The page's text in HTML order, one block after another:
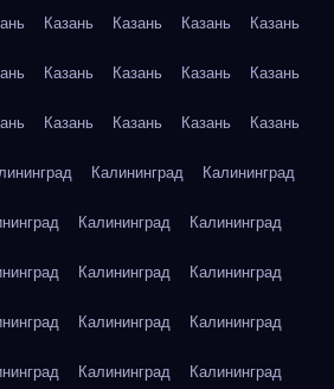
Казань Казань Казань Казань
Казань Казань Казань Казань
Казань Казань Казань Казань
Калининград Калининград
Калининград Калининград
Калининград Калининград
Калининград Калининград
Калининград Калининград